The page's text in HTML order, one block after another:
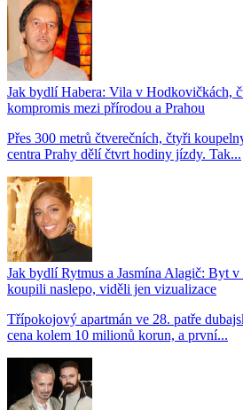
Jak bydlí Habera: Vila v Hodkovičkách,
kompromis mezi přírodou a Prahou
Přes 300 metrů čtverečních, čtyři
centra Prahy dělí čtvrt hodiny jízdy. Tak...
Jak bydlí Rytmus a Jasmína Alagič: Byt v
koupili naslepo, viděli jen vizualizace
Třípokojový apartmán ve 28. patře
cena kolem 10 milionů korun, a první...